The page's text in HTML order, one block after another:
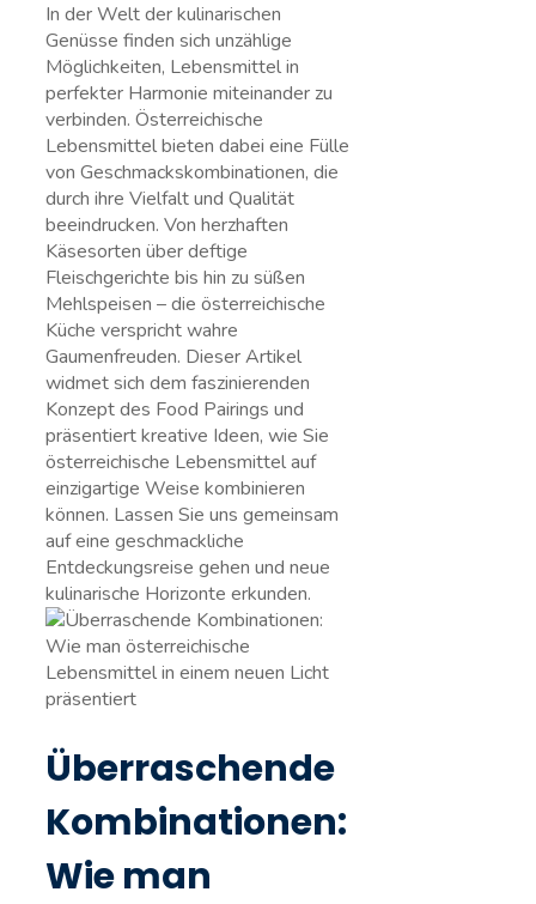
In der Welt der kulinarischen
Genüsse finden⁣ sich unzählige
Möglichkeiten, Lebensmittel in
perfekter Harmonie miteinander zu
⁤verbinden. Österreichische
Lebensmittel bieten dabei eine Fülle
von ‍Geschmackskombinationen, die
durch ihre ‍Vielfalt und Qualität
beeindrucken. Von herzhaften
Käsesorten über deftige
Fleischgerichte⁤ bis hin zu süßen
Mehlspeisen – die österreichische
Küche verspricht wahre
Gaumenfreuden. Dieser Artikel
widmet sich dem faszinierenden
Konzept des Food Pairings und
präsentiert kreative Ideen, wie Sie
österreichische Lebensmittel auf
einzigartige Weise kombinieren
können. Lassen Sie​ uns gemeinsam
auf eine geschmackliche
Entdeckungsreise gehen und neue
kulinarische Horizonte erkunden.
Überraschende
Kombinationen:
Wie man